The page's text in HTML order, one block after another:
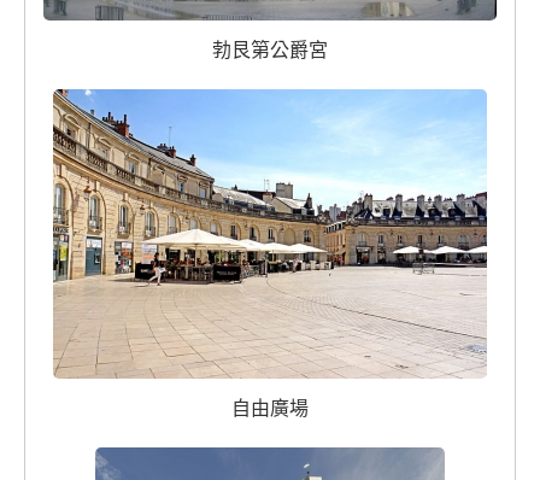
勃艮第公爵宮
自由廣場